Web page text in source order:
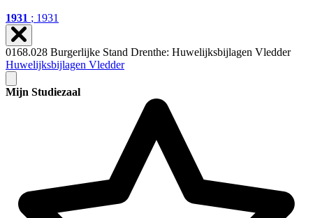
1931 ; 1931
0168.028 Burgerlijke Stand Drenthe: Huwelijksbijlagen Vledder
Huwelijksbijlagen Vledder
Mijn Studiezaal